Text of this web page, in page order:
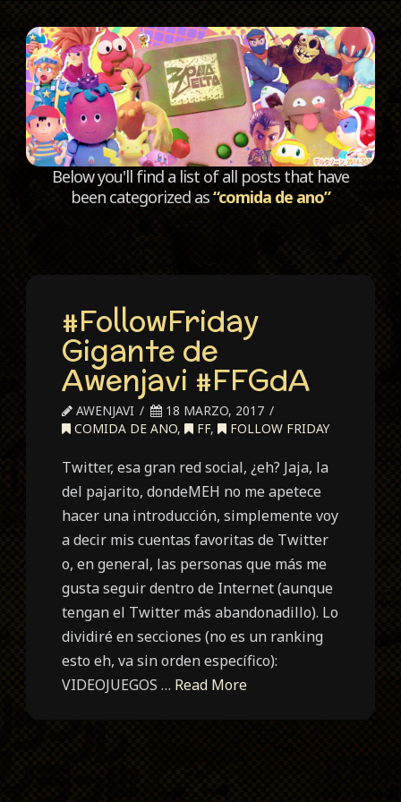
Below you'll find a list of all posts that have
been categorized as“comida de ano”
#FollowFriday
Gigante de
Awenjavi #FFGdA
AWENJAVI
18 MARZO, 2017
COMIDA DE ANO, FF, FOLLOW FRIDAY
Twitter, esa gran red social, ¿eh? Jaja, la
del pajarito, dondeMEH no me apetece
hacer una introducción, simplemente voy
a decir mis cuentas favoritas de Twitter
o, en general, las personas que más me
gusta seguir dentro de Internet (aunque
tengan el Twitter más abandonadillo). Lo
dividiré en secciones (no es un ranking
esto eh, va sin orden específico):
VIDEOJUEGOS … Read More